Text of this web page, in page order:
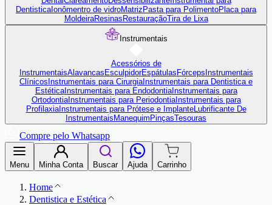
Dentistica Ionômentro de vidroMatriz Pasta para PolimentoPlaca para
MoldeiraResinas RestauraçãoTira de Lixa
Instrumentais
Acessórios de
InstrumentaisAlavancas EsculpidorEspátulas Fórceps Instrumentais
Clínicos Instrumentais para Cirurgia Instrumentais para Dentistica e
EstéticaInstrumentais para EndodontiaInstrumentais para
OrtodontiaInstrumentais para PeriodontiaInstrumentais para
ProfilaxiaInstrumentais para Prótese e ImplanteLubrificante De
Instrumentais Manequim PinçasTesouras
Compre pelo Whatsapp
Menu Minha Conta Buscar Ajuda Carrinho
Home
Dentistica e Estética